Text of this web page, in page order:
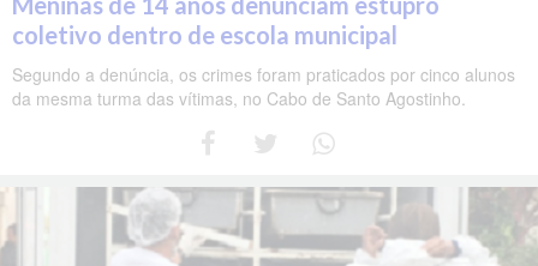
coletivo dentro de escola municipal
Segundo a denúncia, os crimes foram praticados por cinco alunos
da mesma turma das vítimas, no Cabo de Santo Agostinho.